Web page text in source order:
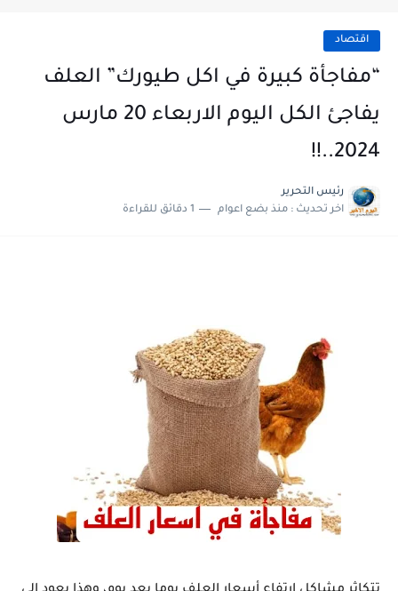
اقتصاد
“مفاجأة كبيرة في اكل طيورك” العلف
يفاجئ الكل اليوم الاربعاء 20 مارس
2024..!!
رئيس التحرير
اخر تحديث : منذ بضع اعوام 1 دقائق للقراءة